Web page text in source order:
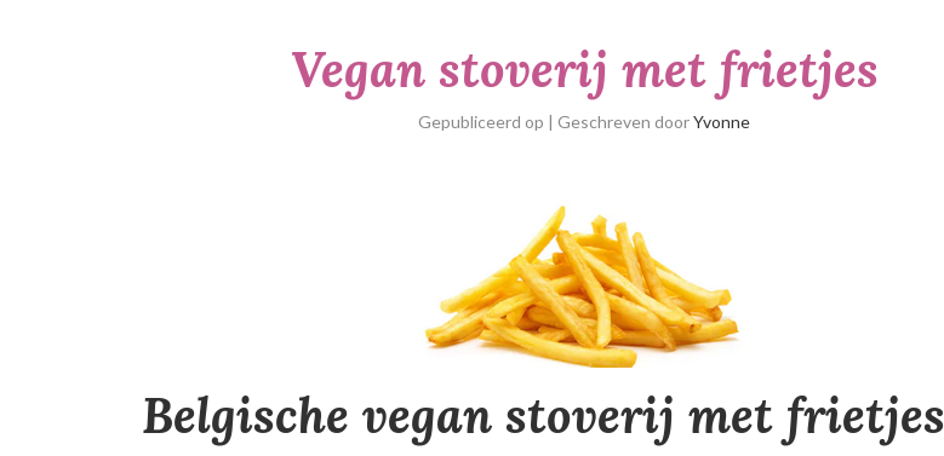
Vegan stoverij met frietjes
Gepubliceerd op | Geschreven doorYvonne
Belgische vegan stoverij met frietjes